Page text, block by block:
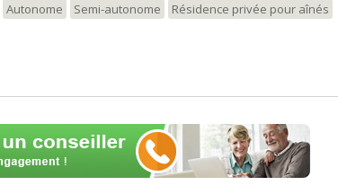
Autonome Semi-autonome Résidence privée pour aînés